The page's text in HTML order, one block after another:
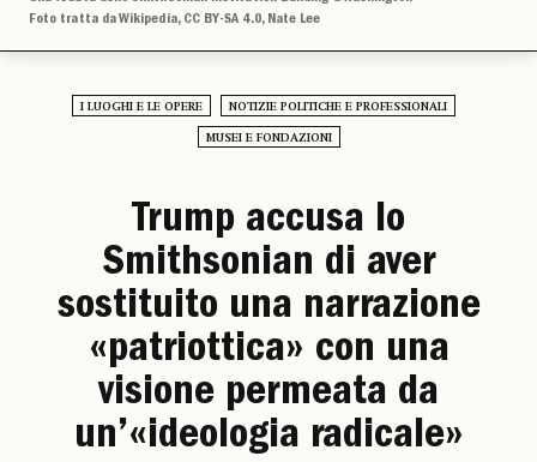
Foto tratta da Wikipedia, CC BY-SA 4.0, Nate Lee
I LUOGHI E LE OPERE NOTIZIE POLITICHE E PROFESSIONALI
MUSEI E FONDAZIONI
Trump accusa lo
Smithsonian di aver
sostituito una narrazione
«patriottica» con una
visione permeata da
un’«ideologia radicale»